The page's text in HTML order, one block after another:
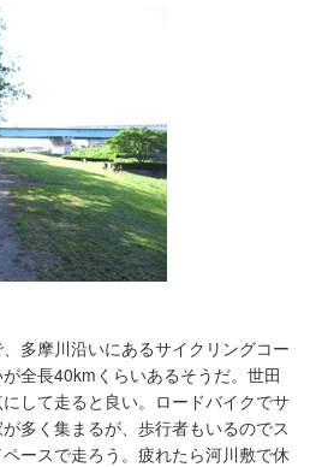
多摩川沿いにあるサイクリングコー
全長40kmくらいあるそうだ。世田
して走ると良い。ロードバイクでサ
多く集まるが、歩行者もいるのでス
ースで走ろう。疲れたら河川敷で休